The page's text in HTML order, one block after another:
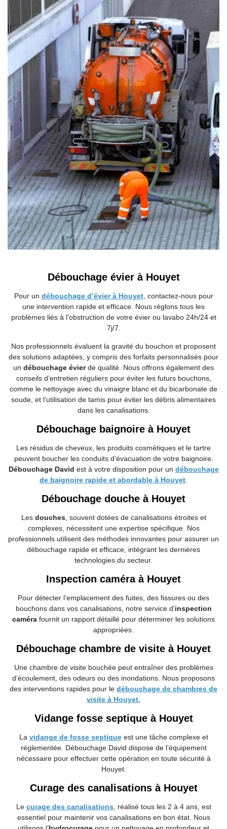
Débouchage évier à Houyet
Pour un débouchage d’évier à Houyet, contactez-nous pour
une intervention rapide et efficace. Nous réglons tous les
problèmes liés à l’obstruction de votre évier ou lavabo 24h/24 et
7j/7.
Nos professionnels évaluent la gravité du bouchon et proposent
des solutions adaptées, y compris des forfaits personnalisés pour
un débouchage évierde qualité. Nous offrons également des
conseils d’entretien réguliers pour éviter les futurs bouchons,
comme le nettoyage avec du vinaigre blanc et du bicarbonate de
soude, et l’utilisation de tamis pour éviter les débris alimentaires
dans les canalisations.
Débouchage baignoire à Houyet
Les résidus de cheveux, les produits cosmétiques et le tartre
peuvent boucher les conduits d’évacuation de votre baignoire.
Débouchage David est à votre disposition pour un débouchage
de baignoire rapide et abordable à Houyet
Débouchage douche à Houyet
Les douches, souvent dotées de canalisations étroites et
complexes, nécessitent une expertise spécifique. Nos
professionnels utilisent des méthodes innovantes pour assurer un
débouchage rapide et efficace, intégrant les dernières
technologies du secteur.
Inspection caméra à Houyet
Pour détecter l’emplacement des fuites, des fissures ou des
bouchons dans vos canalisations, notre service d’inspection
caméra fournit un rapport détaillé pour déterminer les solutions
appropriées.
Débouchage chambre de visite à Houyet
Une chambre de visite bouchée peut entraîner des problèmes
d’écoulement, des odeurs ou des inondations. Nous proposons
des interventions rapides pour le débouchage de chambres de
visite à Houyet.
Vidange fosse septique à Houyet
La vidange de fosse septiqueest une tâche complexe et
réglementée. Débouchage David dispose de l’équipement
nécessaire pour effectuer cette opération en toute sécurité à
Houyet.
Curage des canalisations à Houyet
Le curage des canalisations, réalisé tous les 2 à 4 ans, est
essentiel pour maintenir vos canalisations en bon état. Nous